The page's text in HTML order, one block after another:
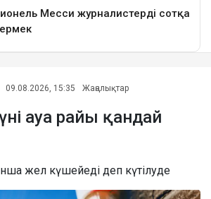
09.08.2026, 15:35 Жаңалықтар
ауа райы қандай
жел күшейеді деп күтілуде